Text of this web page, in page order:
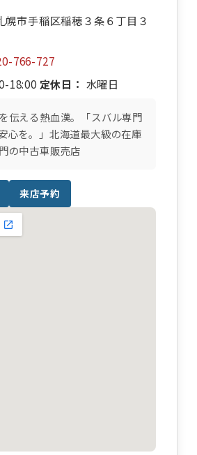
幌市手稲区稲穂３条６丁目３
766-727
18:00 定休日： 水曜日
伝える熱血漢。「スバル専門
心を。」北海道最大級の在庫
の中古車販売店
来店予約